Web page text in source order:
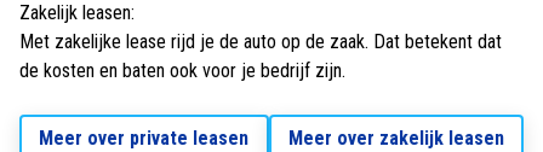
Zakelijk leasen:
Met zakelijke lease rijd je de auto op de zaak. Dat betekent dat
de kosten en baten ook voor je bedrijf zijn.
Meer over private leasen Meer over zakelijk leasen